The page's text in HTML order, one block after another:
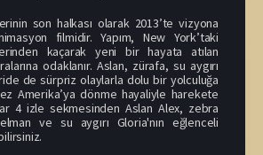
son halkası olarak 2013’te vizyona
filmidir. Yapım, New York’taki
kaçarak yeni bir hayata atılan
odaklanır. Aslan, zürafa, su aygırı
de sürpriz olaylarla dolu bir yolculuğa
Amerika’ya dönme hayaliyle harekete
4 izle sekmesinden Aslan Alex, zebra
ve su aygırı Gloria'nın eğlenceli